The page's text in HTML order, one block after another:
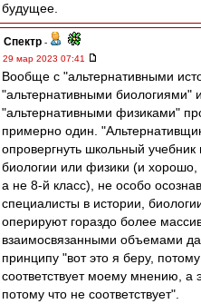
будущее.
Спектр -
29 мар 2023 07:41
Вообще с "альтернативными
"альтернативными биологиями"
"альтернативными физиками"
примерно один.
опровергнуть школьный учебник
биологии или физики (и хорошо,
а не 8-й класс), не особо
специалисты в истории,
оперируют гораздо более
взаимосвязанными объемами
принципу "вот это я беру,
соответствует моему мнению, а
потому что не соответствует".